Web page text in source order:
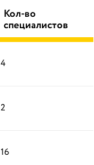
Кол-во
специалистов
4
2
16